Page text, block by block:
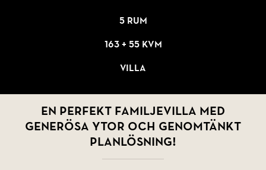
5 rum
163 + 55 kvm
Villa
En perfekt familjevilla med
generösa ytor och genomtänkt
planlösning!